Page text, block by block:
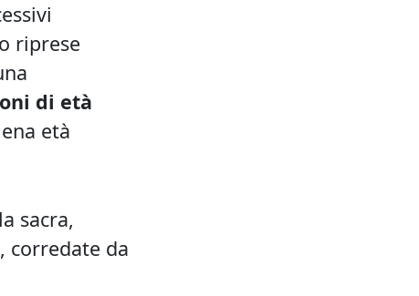
riprese
di età
età
sacra,
corredate da